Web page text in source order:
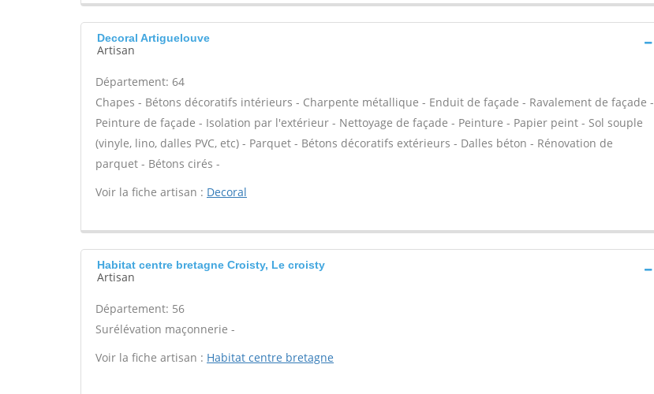
Decoral Artiguelouve
Artisan
Département: 64
Chapes - Bétons décoratifs intérieurs - Charpente métallique - Enduit de façade - Ravalement de façade -
Peinture de façade - Isolation par l'extérieur - Nettoyage de façade - Peinture - Papier peint - Sol souple
(vinyle, lino, dalles PVC, etc) - Parquet - Bétons décoratifs extérieurs - Dalles béton - Rénovation de
parquet - Bétons cirés -
Voir la fiche artisan : Decoral
Habitat centre bretagne Croisty, Le croisty
Artisan
Département: 56
Surélévation maçonnerie -
Voir la fiche artisan : Habitat centre bretagne